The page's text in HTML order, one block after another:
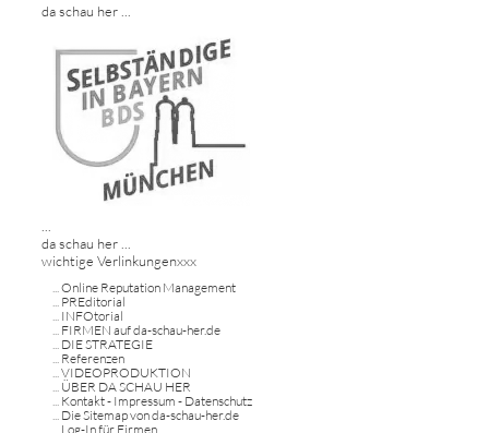
da schau her ...
da schau her ...
wichtige Verlinkungenxxx
Online Reputation Management
PREditorial
INFOtorial
FIRMEN auf da-schau-her.de
DIE STRATEGIE
Referenzen
VIDEOPRODUKTION
ÜBER DA SCHAU HER
Kontakt - Impressum - Datenschutz
Die Sitemap von da-schau-her.de
Log-In für Firmen